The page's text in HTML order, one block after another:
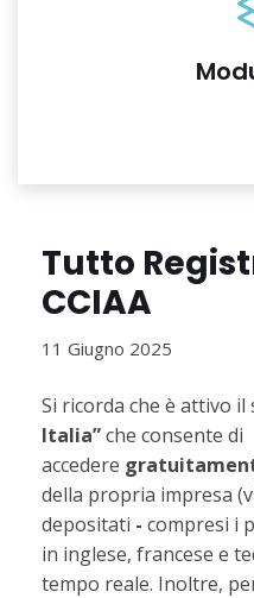
Tutto
CCIAA
11 Giugno 2025
Si ricorda che è attivo il
Italia”che consente di
accedere
della propria impresa
depositati - compresi i
in inglese, francese e
tempo reale. Inoltre,